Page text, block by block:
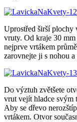
Uprostřed širší plochy
vruty. Od kraje 30
nejprve vrtákem
zarovnejte ji s nohou
Do výztuh zvětšete
vrut vejít hladce svým
Aby se dřevo
vrtákem. Otvor